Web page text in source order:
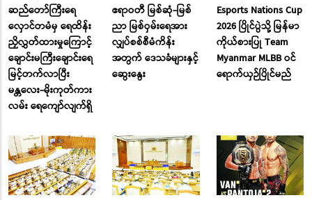
ဆည်တော်ကြီးရေ
လှောင်တမံမှ ရေထိန်း
ညှိလွှတ်ထားမှုကြောင့်
ချောင်းမကြီးချောင်းရေ
မြင့်တက်လာပြီး
မန္တလေး-မိုးကုတ်ကား
လမ်း ‌ရေ‌ကျော်လျက်ရှိ
ဧရာဝတီ မြစ်ဆုံ-မြစ်
ညာ မြစ်ဝှမ်းရေအား
လျှပ်စစ်စီမံကိန်း
အတွက် ဒေသခံများနှင့်
ဆွေးနွေး
Esports Nations Cup
2026 ပြိုင်ပွဲသို့ မြန်မာ
ကိုယ်စားပြု Team
Myanmar MLBB ဝင်
ရောက်ယှဉ်ပြိုင်မည်